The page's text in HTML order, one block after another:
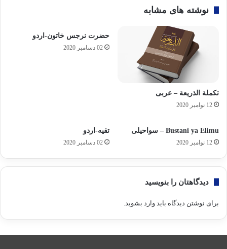
نوشته های مشابه
تکملة الذریعة – عربی
12 نوامبر 2020
حضرت نرجس خاتون-اردو
02 دسامبر 2020
Bustani ya Elimu – سواحیلی
12 نوامبر 2020
تقیه-اردو
02 دسامبر 2020
دیدگاهتان را بنویسید
برای نوشتن دیدگاه باید وارد بشوید